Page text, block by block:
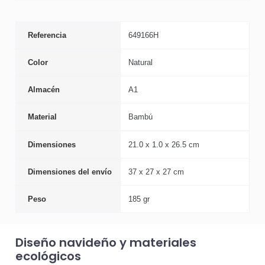
Referencia 649166H
Color Natural
Almacén A1
Material Bambú
Dimensiones 21.0 x 1.0 x 26.5 cm
Dimensiones del envío 37 x 27 x 27 cm
Peso 185 gr
Diseño navideño y materiales
ecológicos